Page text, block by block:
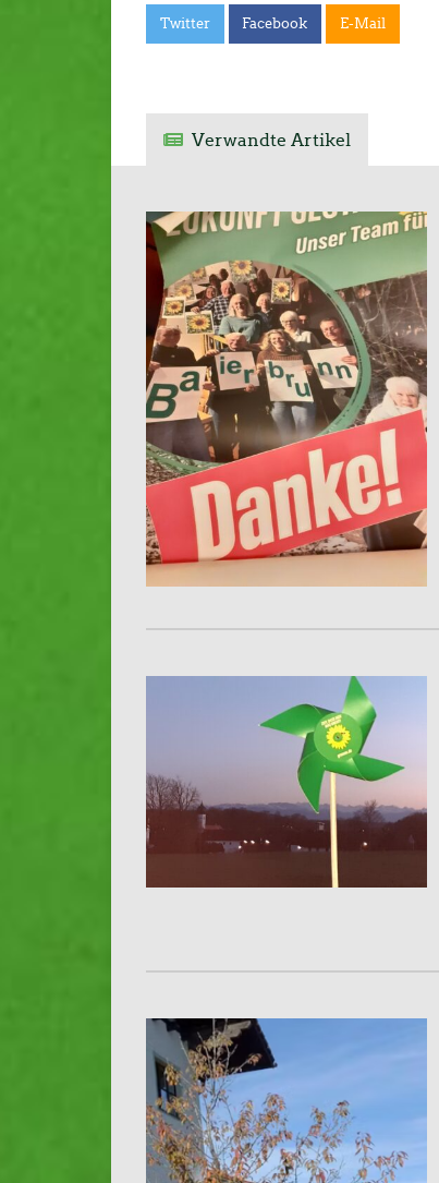
Twitter Facebook E-Mail
Verwandte Artikel